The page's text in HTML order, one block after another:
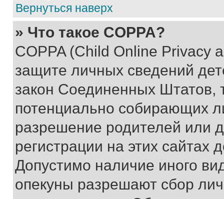
Вернуться наверх
» Что такое COPPA?
COPPA (Child Online Privacy
защите личных сведений
закон Соединенных Штатов,
потенциально собирающих
разрешение родителей или
регистрации на этих сайтах
Допустимо наличие иного
опекуны разрешают сбор